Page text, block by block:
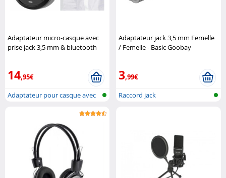
Adaptateur micro-casque avec
prise jack 3,5 mm & bluetooth
14,95€
Adaptateur pour casque avec
Adaptateur jack 3,5 mm Femelle
/ Femelle - Basic Goobay
3,99€
Raccord jack